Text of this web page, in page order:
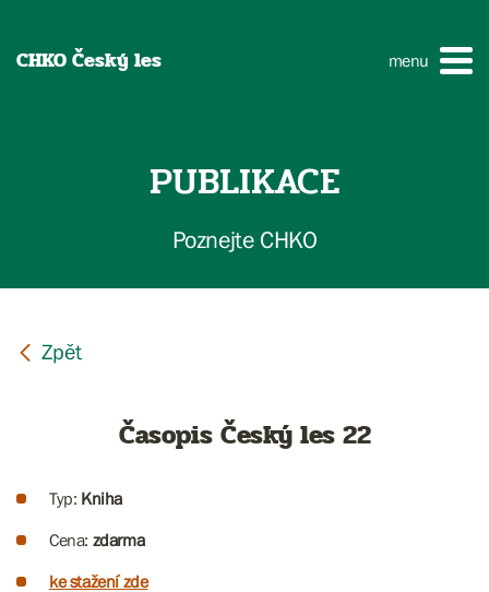
CHKO Český les menu
PUBLIKACE
Poznejte CHKO
Časopis Český les 22
Typ: Kniha
Cena: zdarma
ke stažení zde